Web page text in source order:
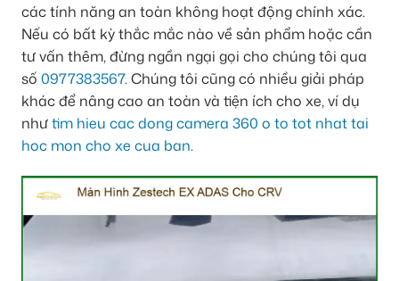
các tính năng an toàn không hoạt động chính xác.
Nếu có bất kỳ thắc mắc nào về sản phẩm hoặc cần
tư vấn thêm, đừng ngần ngại gọi cho chúng tôi qua
số 0977383567. Chúng tôi cũng có nhiều giải pháp
khác để nâng cao an toàn và tiện ích cho xe, ví dụ
nhưtim hieu cac dong camera 360 o to tot nhat tai
hoc mon cho xe cua ban.